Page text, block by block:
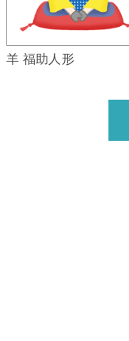
羊 福助人形